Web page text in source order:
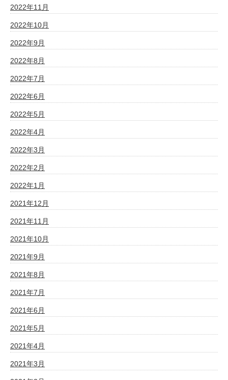
2022年11月
2022年10月
2022年9月
2022年8月
2022年7月
2022年6月
2022年5月
2022年4月
2022年3月
2022年2月
2022年1月
2021年12月
2021年11月
2021年10月
2021年9月
2021年8月
2021年7月
2021年6月
2021年5月
2021年4月
2021年3月